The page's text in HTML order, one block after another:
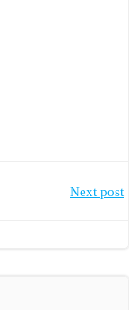
Next post